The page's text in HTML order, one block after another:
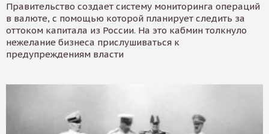
Правительство создает систему мониторинга операций
в валюте, с помощью которой планирует следить за
оттоком капитала из России. На это кабмин толкнуло
нежелание бизнеса прислушиваться к
предупреждениям власти